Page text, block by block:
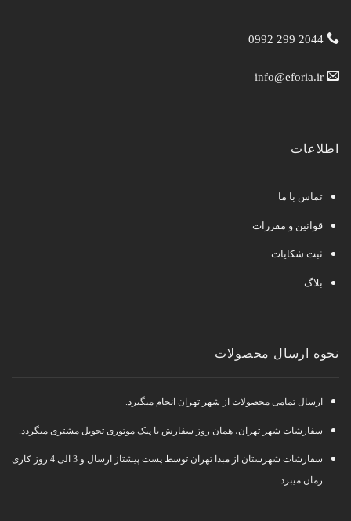
2044 299 0992
info@eforia.ir
اطلاعات
تماس با ما
قوانین و مقررات
ثبت شکایات
بلاگ
نحوه ارسال محصولات
ارسال تمامی محصولات از شهر تهران انجام میگیرد.
سفارشات شهر تهران، همان روز سفارش با پیک موتوری تحویل مشتری میگردد.
سفارشات شهرستان از مبدا تهران توسط پست پیشتاز ارسال و 3 الی 4 روز کاری
زمان میبرد.